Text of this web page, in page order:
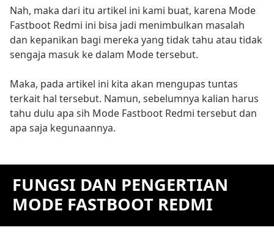
Nah, maka dari itu artikel ini kami buat, karena Mode
Fastboot Redmi ini bisa jadi menimbulkan masalah
dan kepanikan bagi mereka yang tidak tahu atau tidak
sengaja masuk ke dalam Mode tersebut.
Maka, pada artikel ini kita akan mengupas tuntas
terkait hal tersebut. Namun, sebelumnya kalian harus
tahu dulu apa sih Mode Fastboot Redmi tersebut dan
apa saja kegunaannya.
FUNGSI DAN PENGERTIAN
MODE FASTBOOT REDMI